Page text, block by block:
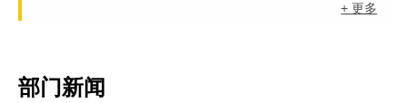
+ 更多
部门新闻